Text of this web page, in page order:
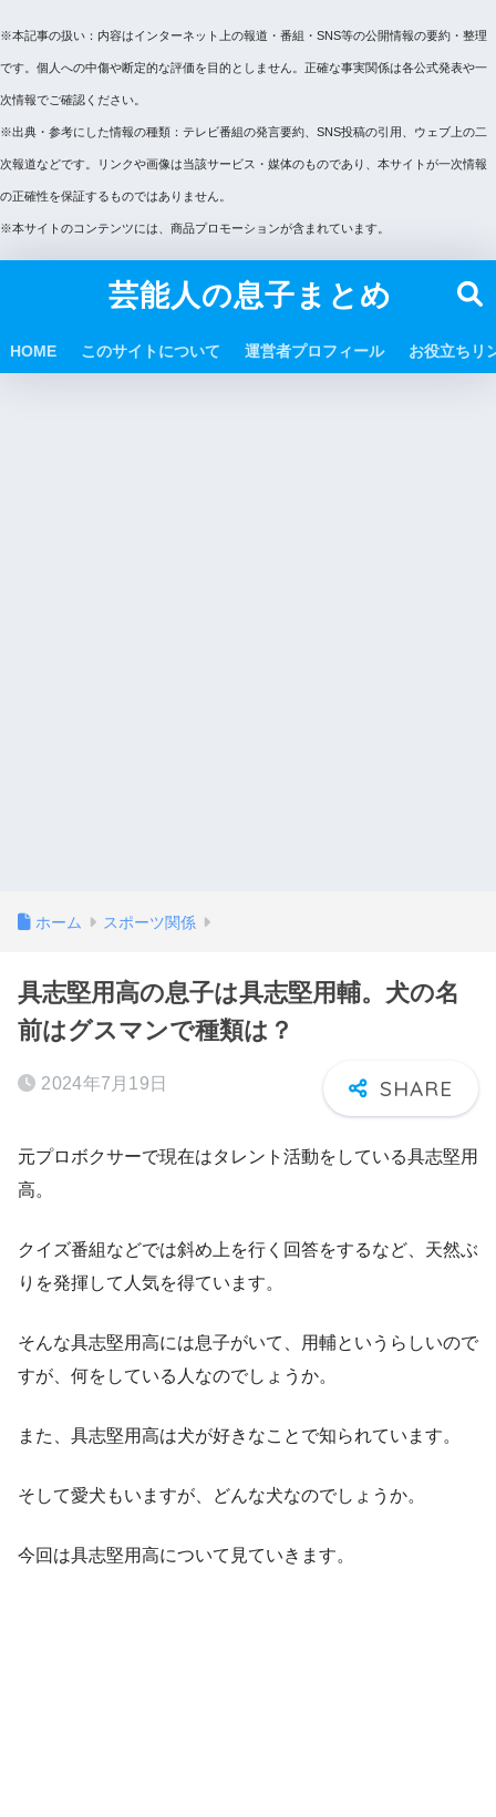
※本記事の扱い：内容はインターネット上の報道・番組・SNS等の公開情報の要約・整理
です。個人への中傷や断定的な評価を目的としません。正確な事実関係は各公式発表や一
次情報でご確認ください。
※出典・参考にした情報の種類：テレビ番組の発言要約、SNS投稿の引用、ウェブ上の二
次報道などです。リンクや画像は当該サービス・媒体のものであり、本サイトが一次情報
の正確性を保証するものではありません。
※本サイトのコンテンツには、商品プロモーションが含まれています。
芸能人の息子まとめ
HOME このサイトについて 運営者プロフィール お役立ちリ
ホーム スポーツ関係
具志堅用高の息子は具志堅用輔。犬の名
前はグスマンで種類は？
2024年7月19日
元プロボクサーで現在はタレント活動をしている具志堅用
高。
クイズ番組などでは斜め上を行く回答をするなど、天然ぶ
りを発揮して人気を得ています。
そんな具志堅用高には息子がいて、用輔というらしいので
すが、何をしている人なのでしょうか。
また、具志堅用高は犬が好きなことで知られています。
そして愛犬もいますが、どんな犬なのでしょうか。
今回は具志堅用高について見ていきます。